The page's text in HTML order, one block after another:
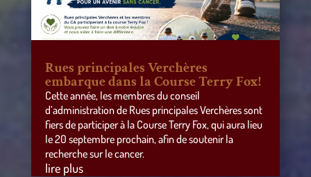
Rues principales Verchères
embarque dans la Course Terry Fox!
Cette année, les membres du conseil
d’administration de Rues principales Verchères sont
fiers de participer à la Course Terry Fox, qui aura lieu
le 20 septembre prochain, afin de soutenir la
recherche sur le cancer.
lire plus